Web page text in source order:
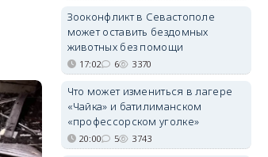
Зооконфликт в Севастополе
может оставить бездомных
животных без помощи
17:02 6 3370
Что может измениться в лагере
«Чайка» и батилиманском
«профессорском уголке»
20:00 5 3743